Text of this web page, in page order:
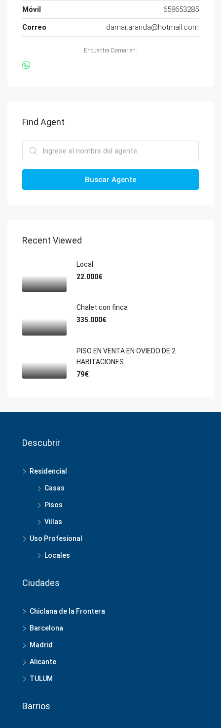
Móvil
658653285
Correo
damar.aranda@hotmail.com
Encuentra Damar en:
Find Agent
Buscar Agente
Recent Viewed
Local
22.000€
Chalet con finca
335.000€
PISO EN VENTA EN OVIEDO DE 2
HABITACIONES
79€
Descubrir
Residencial
Casas
Pisos
Villas
Uso Profesional
Locales
Ciudades
Chiclana de la Frontera
Barcelona
Madrid
Alicante
TULUM
Barrios